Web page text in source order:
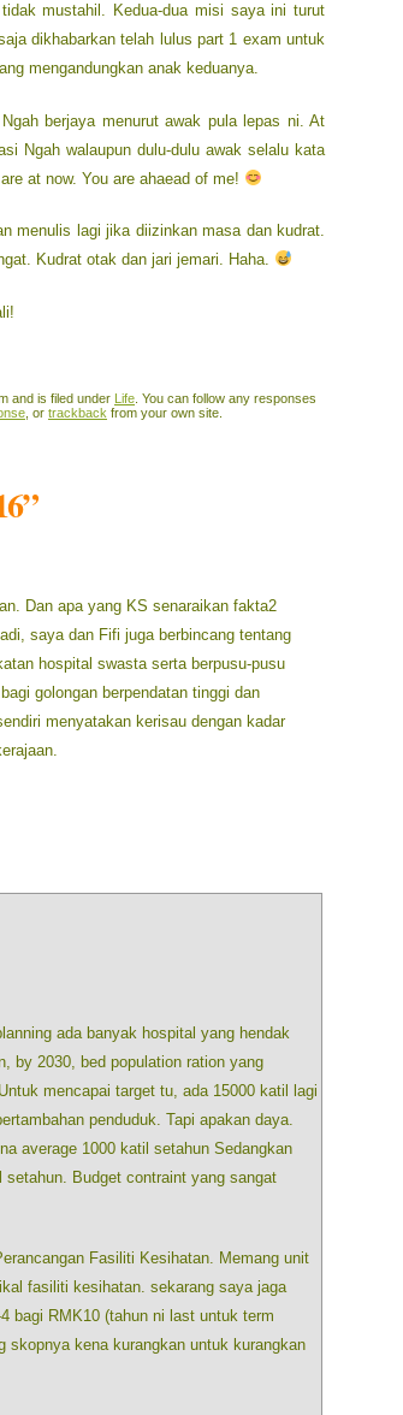
mustahil. Kedua-dua misi saya ini turut
dikhabarkan telah lulus part 1 exam untuk
mengandungkan anak keduanya.
berjaya menurut awak pula lepas ni. At
Ngah walaupun dulu-dulu awak selalu kata
at now. You are ahaead of me!
menulis lagi jika diizinkan masa dan kudrat.
Kudrat otak dan jari jemari. Haha.
and is filed under Life . You can follow any responses
, or trackback from your own site.
Dan apa yang KS senaraikan fakta2
saya dan Fifi juga berbincang tentang
hospital swasta serta berpusu-pusu
golongan berpendatan tinggi dan
menyatakan kerisau dengan kadar
ada banyak hospital yang hendak
by 2030, bed population ration yang
mencapai target tu, ada 15000 katil lagi
penduduk. Tapi apakan daya.
average 1000 katil setahun Sedangkan
Budget contraint yang sangat
Fasiliti Kesihatan. Memang unit
fasiliti kesihatan. sekarang saya jaga
bagi RMK10 (tahun ni last untuk term
skopnya kena kurangkan untuk kurangkan